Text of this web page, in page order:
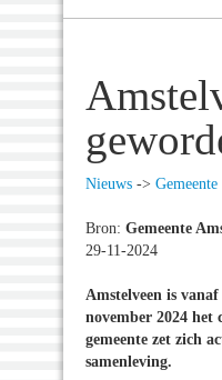
Nieuws -> Gemeente
Bron: Gemeente
29-11-2024
Amstelveen is
november 2024
gemeente zet zich
samenleving.